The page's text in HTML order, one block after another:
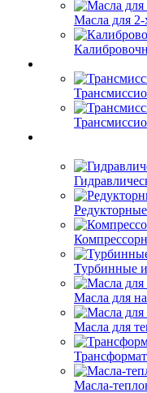
Масла для 2-
Турбинные
Масла для
Масла для
Масла-